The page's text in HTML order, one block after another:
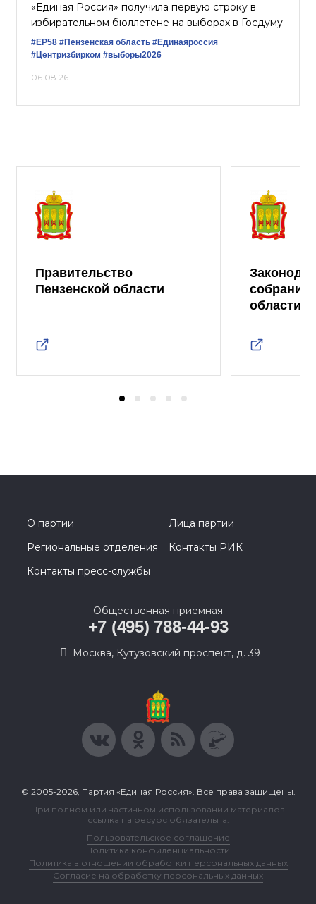
«Единая Россия» получила первую строку в
избирательном бюллетене на выборах в Госдуму
#ЕР58 #Пензенская область #Единаяроссия
#Центризбирком #выборы2026
06.08.26
Правительство
Пензенской области
собрание
области
О партии
Лица партии
Региональные отделения
Контакты РИК
Контакты пресс-службы
Общественная приемная
+7 (495) 788-44-93
Москва, Кутузовский проспект, д. 39
© 2005-2026, Партия «Единая Россия». Все права защищены.
При полном или частичном использовании материалов
ссылка на ресурс обязательна.
Пользовательское соглашение
Политика конфиденциальности
Политика в отношении обработки персональных данных
Согласие на обработку персональных данных